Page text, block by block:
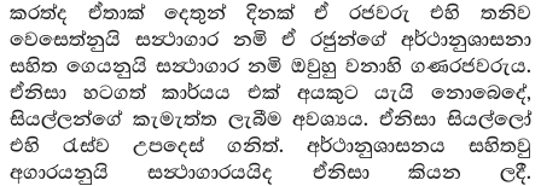
කරත්ද ඒතාක් දෙතුන් දිනක් ඒ රජවරු එහි තනිව
වෙසෙත්නුයි සන්‍ථාගාර නමි ඒ රජුන්ගේ අර්ථානුශාසනා
සහිත ගෙයනුයි සන්‍ථාගාර නමි ඔවුහු වනාහි ගණරජවරුය.
ඒනිසා හටගත් කාර්යය එක් අයකුට යැයි නොබෙදේ,
සියල්ලන්ගේ කැමැත්ත ලැබීම අවශ්‍යය. ඒනිසා සියල්ලෝ
එහි රැස්ව උපදෙස් ගනිත්. අර්ථානුශාසනය සහිතවු
අගාරයනුයි සන්‍ථාගාරයයිද ඒනිසා කියන ලදී.